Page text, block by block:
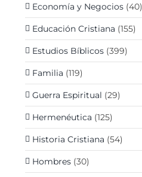
Economía y Negocios (40)
Educación Cristiana (155)
Estudios Bíblicos (399)
Familia (119)
Guerra Espiritual (29)
Hermenéutica (125)
Historia Cristiana (54)
Hombres (30)